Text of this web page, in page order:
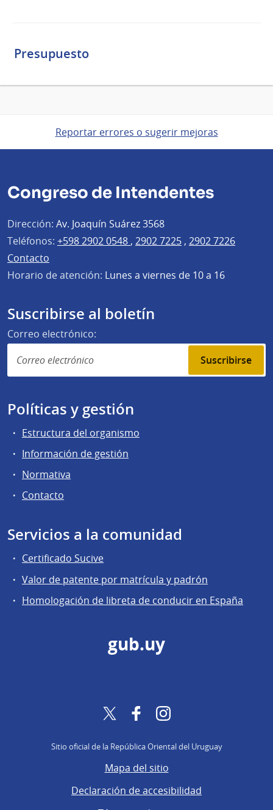
Presupuesto
Reportar errores o sugerir mejoras
Congreso de Intendentes
Dirección: Av. Joaquín Suárez 3568
Teléfonos: +598 2902 0548 , 2902 7225 , 2902 7226
Contacto
Horario de atención: Lunes a viernes de 10 a 16
Suscribirse al boletín
Correo electrónico:
Suscribirse
Políticas y gestión
Estructura del organismo
Información de gestión
Normativa
Contacto
Servicios a la comunidad
Certificado Sucive
Valor de patente por matrícula y padrón
Homologación de libreta de conducir en España
gub.uy
Twitter FacebookInstagram
Sitio oficial de la República Oriental del Uruguay
Mapa del sitio
Declaración de accesibilidad